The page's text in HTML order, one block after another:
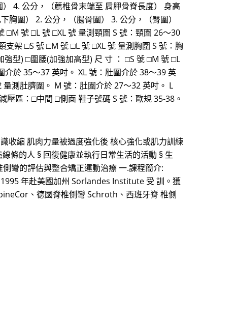
4. 公分，（薦椎骨末端至 肩胛骨脊長度） 身高
圍） 2. 公分，（腸骨圍） 3. 公分，（臀圍）
□M 號 □L 號 □XL 號 量測頸圍 S 號：頸圍 26～30
支架 □S 號 □M 號 □L 號 □XL 號 量測胸圍 S 號：胸
型) □圍腰(加強加高型) 尺 寸 ： □S 號 □M 號 □L
介於 35～37 英吋。 XL 號：肚圍介於 38～39 英
測肚臍圍。 M 號：肚圍介於 27～32 英吋。 L
壓區：□中間 □側面 鞋子號碼 S 號：歐規 35-38。
收縮 肌肉力量被過度強化後 核心強化或肌力訓練
條的人 § 回復健康並執行日常生活的活動 § 生
彎的評估與整合矯正運動治療 一.課程簡介:
年赴美國加州 Sorlandes Institute 受 訓。獲
、德國脊椎側彎 Schroth、西班牙脊 椎側